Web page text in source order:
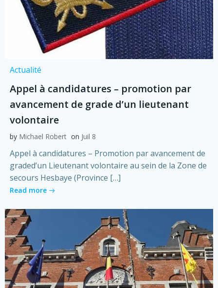
Actualité
Appel à candidatures – promotion par
avancement de grade d’un lieutenant
volontaire
by Michael Robert on Juil 8
Appel à candidatures – Promotion par avancement de
graded’un Lieutenant volontaire au sein de la Zone de
secours Hesbaye (Province […]
Read more